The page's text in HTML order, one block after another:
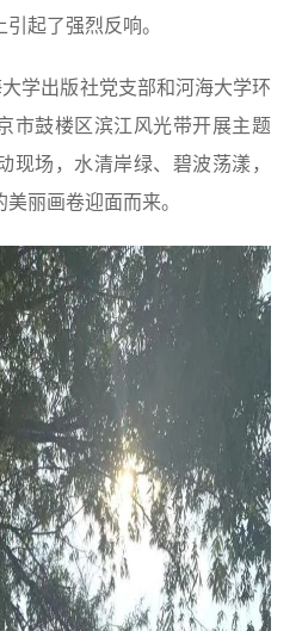
起了强烈反响。
学出版社党支部和河海大学环
市鼓楼区滨江风光带开展主题
现场，水清岸绿、碧波荡漾，
丽画卷迎面而来。